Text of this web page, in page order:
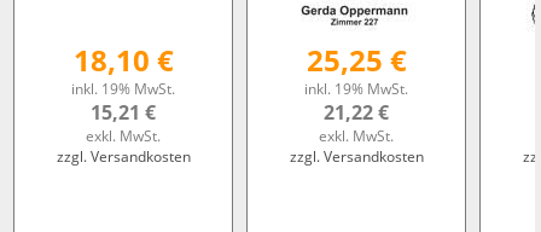
18,10 €
inkl. 19% MwSt.
15,21 €
exkl. MwSt.
zzgl. Versandkosten
25,25 €
inkl. 19% MwSt.
21,22 €
exkl. MwSt.
zzgl. Versandkosten